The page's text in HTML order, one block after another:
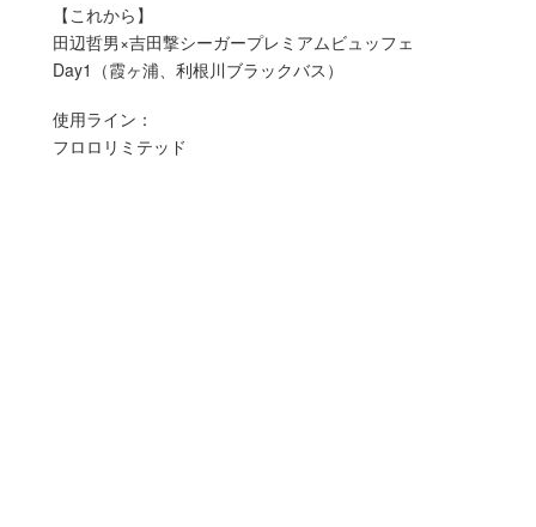
【これから】
田辺哲男×吉田撃シーガープレミアムビュッフェ
Day1（霞ヶ浦、利根川ブラックバス）
使用ライン：
フロロリミテッド